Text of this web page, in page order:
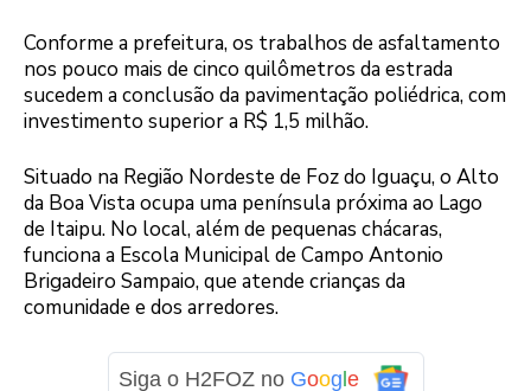
Conforme a prefeitura, os trabalhos de asfaltamento
nos pouco mais de cinco quilômetros da estrada
sucedem a conclusão da pavimentação poliédrica, com
investimento superior a R$ 1,5 milhão.
Situado na Região Nordeste de Foz do Iguaçu, o Alto
da Boa Vista ocupa uma península próxima ao Lago
de Itaipu. No local, além de pequenas chácaras,
funciona a Escola Municipal de Campo Antonio
Brigadeiro Sampaio, que atende crianças da
comunidade e dos arredores.
Siga o H2FOZ no Google